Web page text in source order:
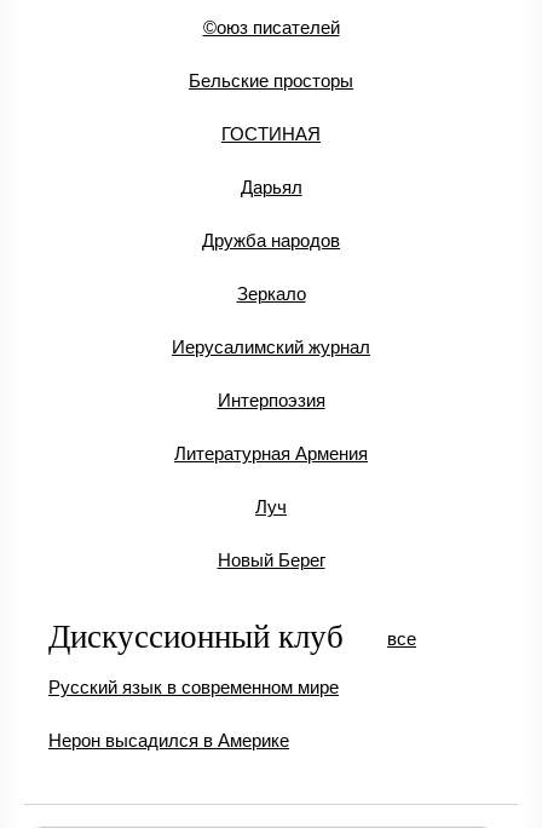
©оюз писателей
Бельские просторы
ГОСТИНАЯ
Дарьял
Дружба народов
Зеркало
Иерусалимский журнал
Интерпоэзия
Литературная Армения
Луч
Новый Берег
Дискуссионный клуб
Русский язык в современном мире
Нерон высадился в Америке
все